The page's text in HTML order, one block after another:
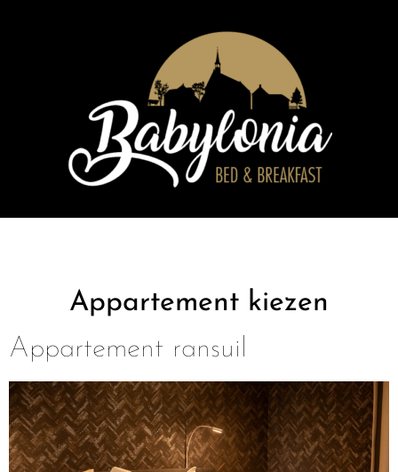
Appartement kiezen
Appartement ransuil